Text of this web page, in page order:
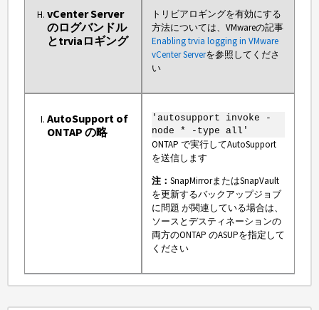
vCenter Server
のログバンドル
とtrviaロギング
トリビアロギングを有効にする
方法については、VMwareの記事
Enabling trvia logging in VMware
vCenter Serverを参照してくださ
い
AutoSupport of
ONTAP の略
'autosupport invoke -
node * -type all'
ONTAP で実行してAutoSupport
を送信します
注： SnapMirrorまたはSnapVault
を更新するバックアップジョブ
に問題 が関連している場合は、
ソースとデスティネーションの
両方のONTAP のASUPを指定して
ください